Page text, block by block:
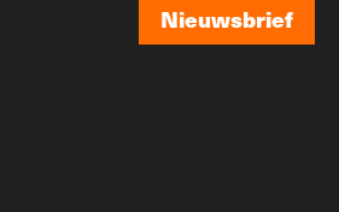
Nieuwsbrief